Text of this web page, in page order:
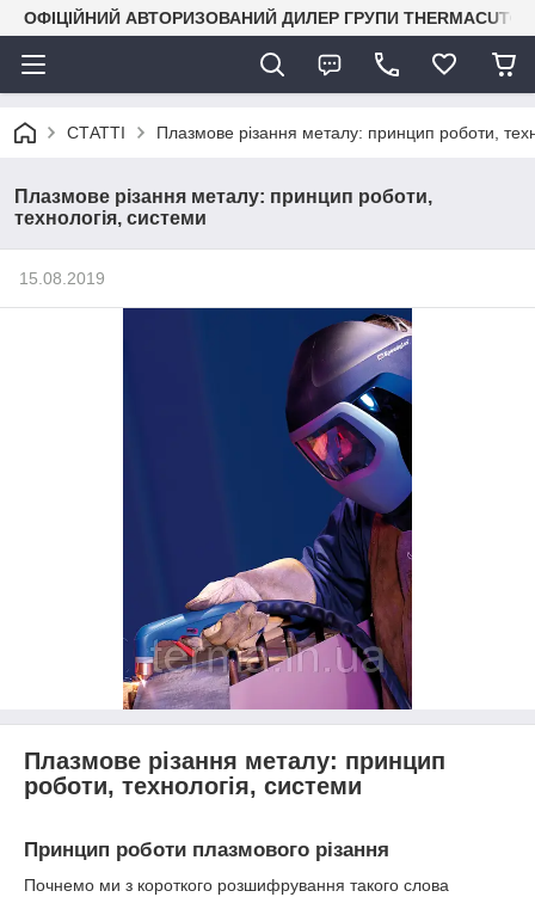
ОФІЦІЙНИЙ АВТОРИЗОВАНИЙ ДИЛЕР ГРУПИ THERMACUT® В
СТАТТІ Плазмове різання металу: принцип роботи,
Плазмове різання металу: принцип роботи,
технологія, системи
15.08.2019
Плазмове різання металу: принцип
роботи, технологія, системи
Принцип роботи плазмового різання
Почнемо ми з короткого розшифрування такого слова